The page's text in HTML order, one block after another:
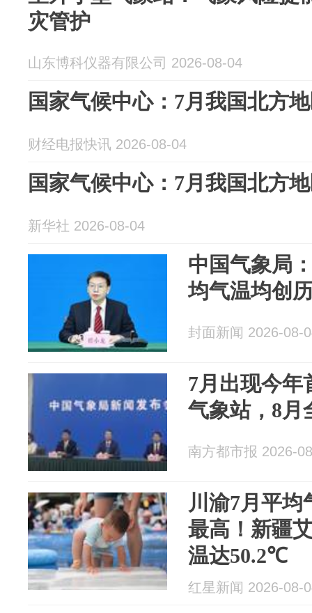
灾管护
山东博科仪器有限公司 2026-08-04
国家气候中心：7月我国北方
财经电报快讯 2026-08-04
国家气候中心：7月我国北方
新华社 2026-08-04
中国气象局
均气温均创
封面新闻 2026-08-
7月出现今
气象站，8月
南方都市报 2026-
川渝7月平
最高！新疆
温达50.2℃
红星新闻 2026-08-